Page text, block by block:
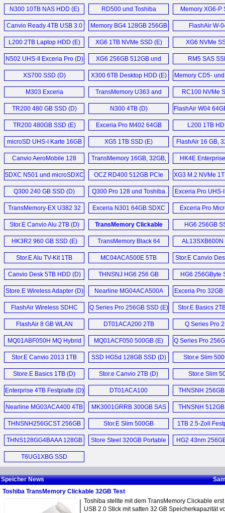
Canvio Basics 2022 2TB
USB 3.2 Gen 1 External
HDD (E)
N300 16TB NAS
Festplatte (D)
Canvio Advance 2TB USB
3.2 Gen1 (E)
X300 14TB Performance
HDD (E)
X300 8TB HDD (E)
Mehr Speicher News ...
47M7463DG (D)
CB30-102 Notebook (D)
Satellite P50-A-11L (D)
KIRAbook 13 i7 (E)
Mehr Sonstige News ...
14TB HDD (D)
SSD (D)
N300 10TB NAS HDD (E)
RD500 und Toshiba
RC500 (D)
Memory XG6-P
Canvio Ready 4TB USB 3.0
HDD (E)
Memory BG4 128GB 256GB
512GB und 1TB (D)
FlashAir W-
L200 2TB Laptop HDD (E) XG6 1TB NVMe SSD (E) XG6 NVMe
N502 UHS-II Exceria Pro (D)
XG6 256GB 512GB und
1024GB (D)
RM5 SAS
XS700 SSD (D) X300 6TB Desktop HDD (E)
Memory CD5-
HK6-DC
M303 Exceria
microSDXC (D)
TransMemory U363 and
U364 128GB USB 3.0 (E)
RC100 NVMe
TR200 480 GB SSD (D) N300 4TB (D)
FlashAir W04
SDXC
TR200 480GB SSD (E)
Exceria Pro M402 64GB
microSDXC (D)
L200 1TB
microSD UHS-I Karte 16GB
bis 256GB (D)
XG5 1TB SSD (E)
FlashAir 16 GB,
64 GB
Canvio AeroMobile 128
GB (D)
TransMemory 16GB, 32GB,
64GB, 128GB (D)
HK4E
SSD (E)
SDXC N501 und microSDXC
M402 (D)
OCZ RD400 512GB PCIe
NVMe M.2 SSD (E)
XG3 M.2 NVMe
Q300 240 GB SSD (D)
Q300 Pro 128 und Toshiba
Q300 Pro 256 GB (D)
Exceria Pro UHS-
Karten
TransMemory-EX U382 32
GB Typ-A und Typ-C Stick (D)
Exceria N301 64GB SDXC
Card (E)
Exceria Pro
Stor.E Canvio Alu 2TB (D)
TransMemory Clickable
32GB (D)
HG6 256GB
HK3R2 960 GB SSD (E)
TransMemory Black 64
GB (D)
AL13SXB600N
SAS (E)
Stor.E Alu TV-Kit 1TB
Festplatte (D)
MC04ACA500E 5TB
Festplatten (D)
Stor.E Canvio
Canvio Desk 5TB HDD (D)
THNSNJ HG6 256 GB
SSD (E)
HG6 256GByte
Store.E Wireless Adapter (D)
Nearline MG04ACA500A
5TB HDD (E)
Exceria Pro 32GB
FlashAir Wireless SDHC
32GB (D)
Q Series Pro 256GB SSD (E)
Stor.E Basics
1TB, Slim
My Passport
FlashAir 8 GB WLAN
SDHC (D)
DT01ACA200 2TB
Festplatten (D)
Q Series Pro
SSD (D)
MQ01ABF050H MQ Hybrid
Drive 500 GB SSHD (D)
MQ01ACF050 500GB (E) Q Series Pro
Stor.E Canvio 2013 1TB
HDD (D)
SSD HG5d 128GB SSD (D) Stor.e Slim
Store.E Basics 1TB (D) Stor.e Canvio 2TB (D)
Stor.e Slim
Festplatten
Enterprise 4TB Festplatte (D)
DT01ACA100
Festplatten (D)
THNSNH
Nearline MG03ACA400 4TB
SATA3 HDD (E)
MK3001GRRB 300GB SAS
HDD (E)
THNSNH
THNSNH256GCST 256GB
SSD (E)
Stor.E Slim 500GB
Festplatte (D)
1TB 2.5-Zoll
THNS128GG4BAAA 128GB
SSD (E)
Store Steel 320GB Portable
HG2 43nm
T6UG1XBG SSD
Controller (E)
Speicher News
Toshiba TransMemory Clickable 32GB Test
Toshiba stellte mit dem TransMemory Clickable
USB 2.0 Stick mit satten 32 GB Speicherkapazität